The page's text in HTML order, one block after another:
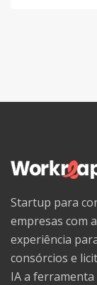
Startup para
empresas com
experiência
consórcios e
IA a